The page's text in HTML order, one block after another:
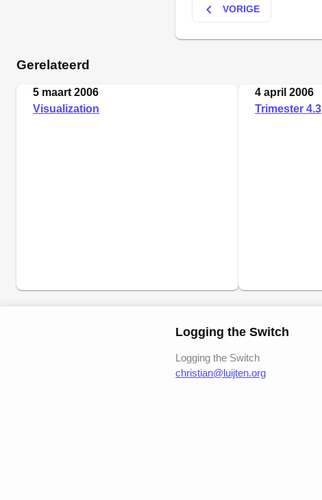
keyboard_arrow_left VORIGE
Gerelateerd
5 maart 2006
Visualization
4 april 2006
Trimester 4.3
Logging the Switch
Logging the Switch
christian@luijten.org